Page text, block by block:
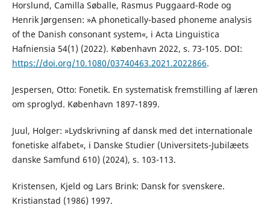
Horslund, Camilla Søballe, Rasmus Puggaard-Rode og
Henrik Jørgensen: »A phonetically-based phoneme analysis
of the Danish consonant system«, i Acta Linguistica
Hafniensia 54(1) (2022). København 2022, s. 73-105. DOI:
https://doi.org/10.1080/03740463.2021.2022866.
Jespersen, Otto: Fonetik. En systematisk fremstilling af læren
om sproglyd. København 1897-1899.
Juul, Holger: »Lydskrivning af dansk med det internationale
fonetiske alfabet«, i Danske Studier (Universitets-Jubilæets
danske Samfund 610) (2024), s. 103-113.
Kristensen, Kjeld og Lars Brink: Dansk for svenskere.
Kristianstad (1986) 1997.